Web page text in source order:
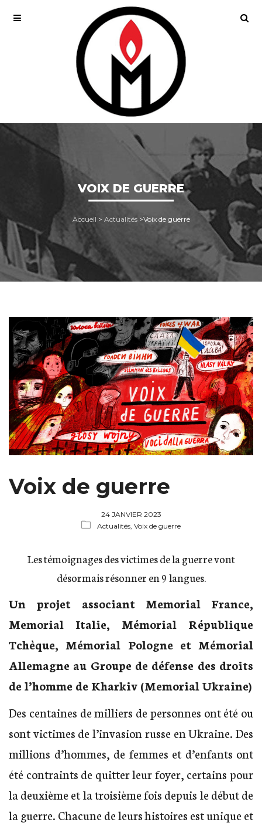
VOIX DE GUERRE
Accueil > Actualités>Voix de guerre
Voix de guerre
24 JANVIER 2023
Actualités, Voix de guerre
Les témoignages des victimes de la guerre vont
désormais résonner en 9 langues.
Un projet associant Memorial France,
Memorial Italie, Mémorial République
Tchèque, Mémorial Pologne et Mémorial
Allemagne au Groupe de défense des droits
de l’homme de Kharkiv (Memorial Ukraine)
Des centaines de milliers de personnes ont été ou
sont victimes de l’invasion russe en Ukraine. Des
millions d’hommes, de femmes et d’enfants ont
été contraints de quitter leur foyer, certains pour
la deuxième et la troisième fois depuis le début de
la guerre. Chacune de leurs histoires est unique et